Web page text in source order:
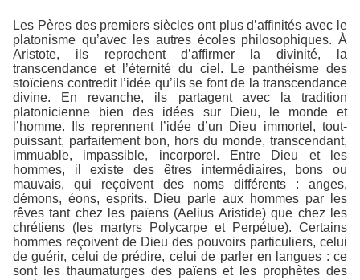
Les Pères des premiers siècles ont plus d’affinités avec le
platonisme qu’avec les autres écoles philosophiques. À
Aristote, ils reprochent d’affirmer la divinité, la
transcendance et l’éternité du ciel. Le panthéisme des
stoïciens contredit l’idée qu’ils se font de la transcendance
divine. En revanche, ils partagent avec la tradition
platonicienne bien des idées sur Dieu, le monde et
l’homme. Ils reprennent l’idée d’un Dieu immortel, tout-
puissant, parfaitement bon, hors du monde, transcendant,
immuable, impassible, incorporel. Entre Dieu et les
hommes, il existe des êtres intermédiaires, bons ou
mauvais, qui reçoivent des noms différents : anges,
démons, éons, esprits. Dieu parle aux hommes par les
rêves tant chez les païens (Aelius Aristide) que chez les
chrétiens (les martyrs Polycarpe et Perpétue). Certains
hommes reçoivent de Dieu des pouvoirs particuliers, celui
de guérir, celui de prédire, celui de parler en langues : ce
sont les thaumaturges des païens et les prophètes des